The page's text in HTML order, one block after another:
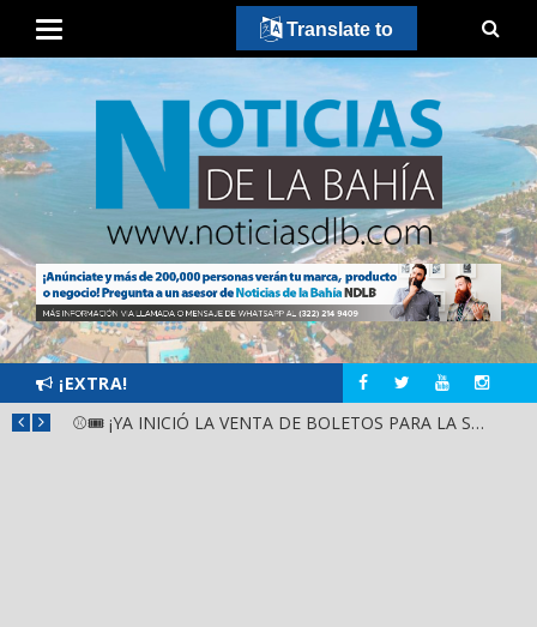
¡EXTRA!
⚾🎟️ ¡YA INICIÓ LA VENTA DE BOLETOS PARA LA SERIE DEL CARIBE KIDS NAYARIT 2026!
Translate to